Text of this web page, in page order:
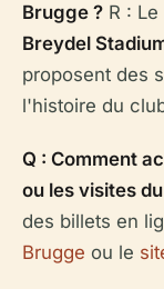
Brugge ? R :
Breydel
proposent des
l'histoire du
Q : Comment
ou les visites
des billets en
Brugge ou le